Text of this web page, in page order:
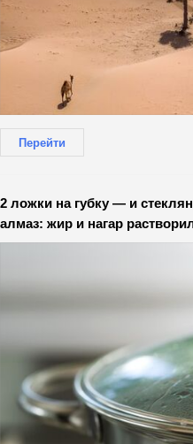
Перейти
2 ложки на губку — и
алмаз: жир и нагар